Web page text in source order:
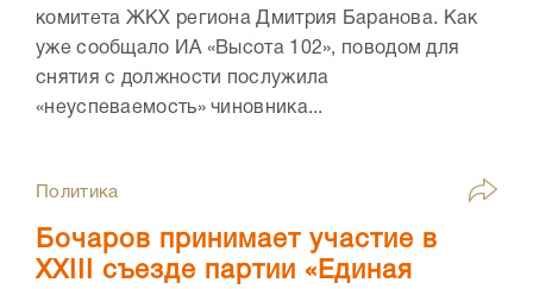
комитета ЖКХ региона Дмитрия Баранова. Как
уже сообщало ИА «Высота 102», поводом для
снятия с должности послужила
«неуспеваемость» чиновника...
Политика
Бочаров принимает участие в
XXIII съезде партии «Единая